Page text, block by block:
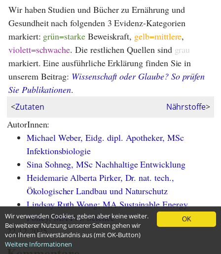
Wir haben Studien und Bücher zu Ernährung und
Gesundheit nach folgenden 3 Evidenz-Kategorien
markiert: grün=starkeBeweiskraft, gelb=mittlere,
violett=schwache. Die restlichen Quellen sind grau
markiert. Eine ausführliche Erklärung finden Sie in
unserem Beitrag: Wissenschaft oder Glaube? So prüfen
Sie Publikationen.
<Zutaten Nährstoffe>
AutorInnen:
Michael Weber, Eidg. dipl. Apotheker, MSc
Infektionsbiologie
Sina Sohneg, MSc Nachhaltige Entwicklung
Heidemarie Alberta Pirker, Dr. nat. tech.,
Ökologischer Landbau und Naturschutz
Lindsay Ruth Wong; MA Sustainable Energy
Policy, MA Pol. Science
22.12.2025
OK
Wir verwenden Cookies, geben aber keine weiter.
Bei weiterer Nutzung unserer Seiten gehen wir
von Ihrem Einverständnis aus (mit OK-Button)
Weitere Informationen